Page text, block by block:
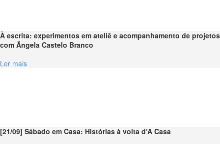
À escrita: experimentos em ateliê e acompanhamento de projetos
com Ângela Castelo Branco
Ler mais
[21/09] Sábado em Casa: Histórias à volta d’A Casa